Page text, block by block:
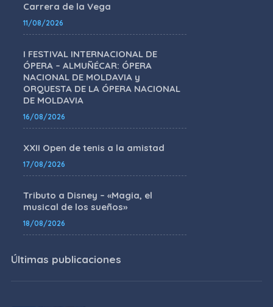
Carrera de la Vega
11/08/2026
I FESTIVAL INTERNACIONAL DE
ÓPERA – ALMUÑÉCAR: ÓPERA
NACIONAL DE MOLDAVIA y
ORQUESTA DE LA ÓPERA NACIONAL
DE MOLDAVIA
16/08/2026
XXII Open de tenis a la amistad
17/08/2026
Tributo a Disney – «Magia, el
musical de los sueños»
18/08/2026
Últimas publicaciones